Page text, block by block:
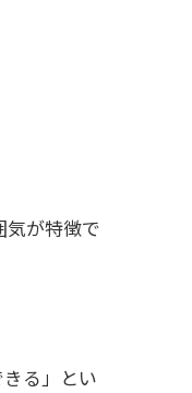
気が特徴で
る」とい